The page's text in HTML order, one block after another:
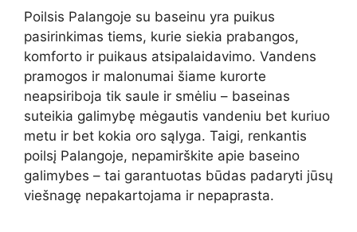
Poilsis Palangoje su baseinu yra puikus
pasirinkimas tiems, kurie siekia prabangos,
komforto ir puikaus atsipalaidavimo. Vandens
pramogos ir malonumai šiame kurorte
neapsiriboja tik saule ir smėliu – baseinas
suteikia galimybę mėgautis vandeniu bet kuriuo
metu ir bet kokia oro sąlyga. Taigi, renkantis
poilsį Palangoje, nepamirškite apie baseino
galimybes – tai garantuotas būdas padaryti jūsų
viešnagę nepakartojama ir nepaprasta.